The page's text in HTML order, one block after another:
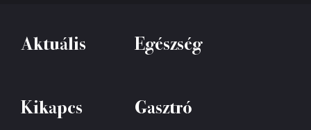
Aktuális Egészség
Kikapcs Gasztró